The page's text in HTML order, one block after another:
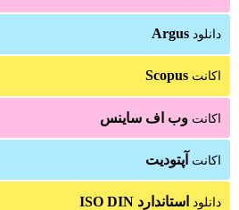
دانلود Argus
اکانت Scopus
اکانت وب اف ساینس
اکانت آپتودیت
دانلود استاندارد ISO DIN